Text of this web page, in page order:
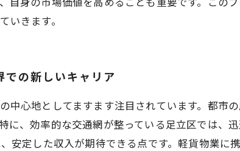
いきます。
の新しいキャリア
中心地としてますます注目されています。都市
に、効率的な交通網が整っている足立区では、
安定した収入が期待できる点です。軽貨物業